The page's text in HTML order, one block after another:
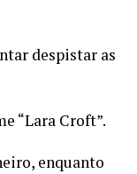
despistar as
“Lara Croft”.
enquanto